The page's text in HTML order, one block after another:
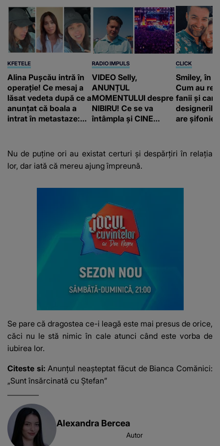
KFETELE
Alina Pușcău intră în
operație! Ce mesaj a
lăsat vedeta după ce a
anunțat că boala a
intrat în metastaze:
RADIO IMPULS
VIDEO Selly,
ANUNȚUL
MOMENTULUI despre
NIBIRU! Ce se va
întâmpla și CINE
e ciudă că..."
CLICK
Smiley, în
Cum au
fanii și
are
Nu de puține ori au existat certuri și despărțiri în relația
lor, dar iată că mereu ajung împreună.
Se pare că dragostea ce-i leagă este mai presus de orice,
căci nu le stă nimic în cale atunci când este vorba de
iubirea lor.
Citeste si:Anunțul neașteptat făcut de Bianca Comănici:
„Sunt însărcinată cu Ștefan”
Alexandra Bercea
Autor